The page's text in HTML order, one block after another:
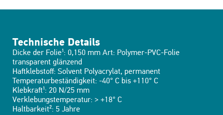
Technische Details
Dicke der Folie¹: 0,150 mm Art: Polymer-PVC-Folie
transparent glänzend
Haftklebstoff: Solvent Polyacrylat, permanent
Temperaturbeständigkeit: -40° C bis +110° C
Klebkraft¹: 20 N/25 mm
Verklebungstemperatur: > +18° C
Haltbarkeit²: 5 Jahre